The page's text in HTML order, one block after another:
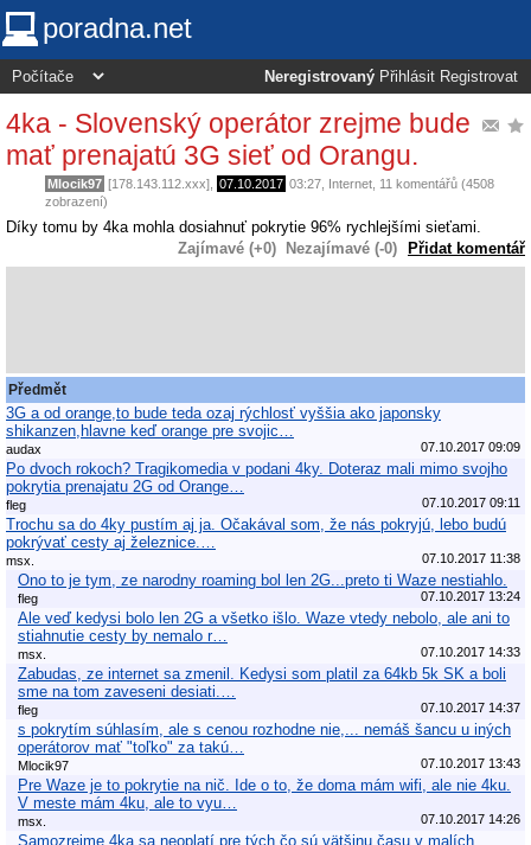
poradna.net
Neregistrovaný Přihlásit Registrovat
4ka - Slovenský operátor zrejme bude
mať prenajatú 3G sieť od Orangu.
Mlocik97 [178.143.112.xxx], 07.10.2017 03:27 Internet , 11 komentářů (4508
zobrazení)
Díky tomu by 4ka mohla dosiahnuť pokrytie 96% rychlejšími sieťami.
Zajímavé (+0)
Nezajímavé (-0) Přidat komentář
Předmět
3G a od orange,to bude teda ozaj rýchlosť vyššia ako japonsky
shikanzen,hlavne keď orange pre svojic…
audax 07.10.2017 09:09
Po dvoch rokoch? Tragikomedia v podani 4ky. Doteraz mali mimo svojho
pokrytia prenajatu 2G od Orange…
fleg 07.10.2017 09:11
Trochu sa do 4ky pustím aj ja. Očakával som, že nás pokryjú, lebo budú
pokrývať cesty aj železnice.…
msx. 07.10.2017 11:38
Ono to je tym, ze narodny roaming bol len 2G...preto ti Waze nestiahlo.
fleg 07.10.2017 13:24
Ale veď kedysi bolo len 2G a všetko išlo. Waze vtedy nebolo, ale ani to
stiahnutie cesty by nemalo r…
msx. 07.10.2017 14:33
Zabudas, ze internet sa zmenil. Kedysi som platil za 64kb 5k SK a boli
sme na tom zaveseni desiati.…
fleg 07.10.2017 14:37
s pokrytím súhlasím, ale s cenou rozhodne nie,... nemáš šancu u iných
operátorov mať "toľko" za takú…
Mlocik97 07.10.2017 13:43
Pre Waze je to pokrytie na nič. Ide o to, že doma mám wifi, ale nie 4ku.
V meste mám 4ku, ale to vyu…
msx. 07.10.2017 14:26
Samozrejme 4ka sa neoplatí pre tých čo sú vätšinu času v malích